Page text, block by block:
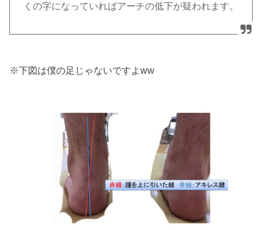
くの字になっていればアーチの低下が疑われます。
※下図は僕の足じゃないですよww